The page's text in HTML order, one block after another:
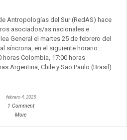
Antropologías del Sur (RedAS) hace
asociados/as nacionales e
General el martes 25 de febrero del
síncrona, en el siguiente horario:
horas Colombia, 17:00 horas
Argentina, Chile y Sao Paulo (Brasil).
febrero 4, 2025
1 Comment
More